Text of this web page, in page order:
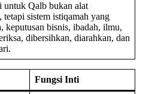
untuk Qalb bukan alat
sistem istiqamah yang
keputusan bisnis, ibadah, ilmu,
dibersihkan, diarahkan, dan
Fungsi Inti